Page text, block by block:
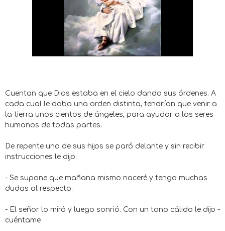
Cuentan que Dios estaba en el cielo dando sus órdenes. A
cada cual le daba una orden distinta, tendrían que venir a
la tierra unos cientos de ángeles, para ayudar a los seres
humanos de todas partes.
De repente uno de sus hijos se paró delante y sin recibir
instrucciones le dijo:
- Se supone que mañana mismo naceré y tengo muchas
dudas al respecto.
- El señor lo miró y luego sonrió. Con un tono cálido le dijo -
cuéntame